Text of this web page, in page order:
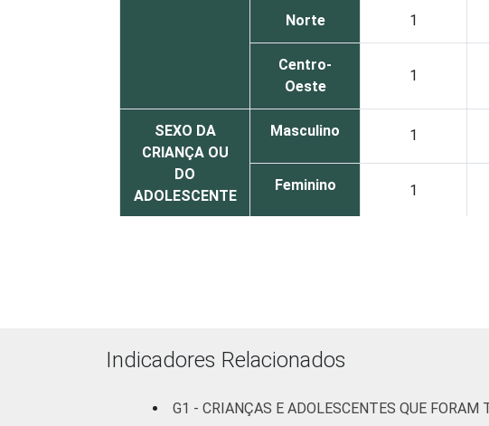
Norte 1
Centro-
Oeste
1
SEXO DA
CRIANÇA OU
DO
ADOLESCENTE
Masculino 1
Feminino 1
mais
1
Indicadores Relacionados
G1 - CRIANÇAS E ADOLESCENTES QUE